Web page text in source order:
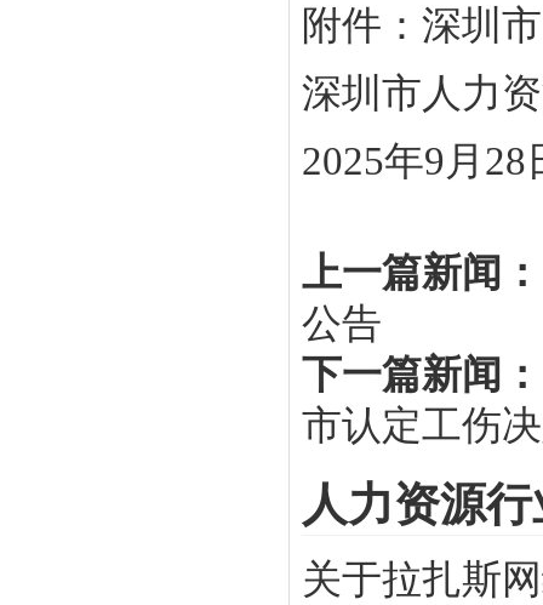
附件：深圳
深圳市人力
2025年9月28
上一篇新闻：
公告
下一篇新闻：
市认定工伤
人力资源
关于拉扎斯